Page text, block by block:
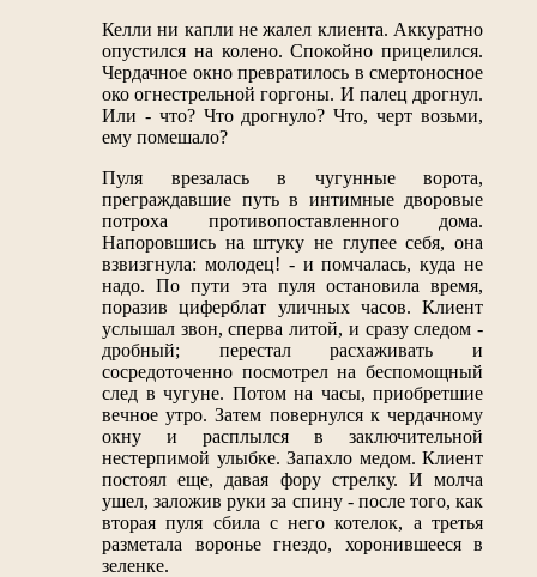
Келли ни капли не жалел клиента. Аккуратно
опустился на колено. Спокойно прицелился.
Чердачное окно превратилось в смертоносное
око огнестрельной горгоны. И палец дрогнул.
Или - что? Что дрогнуло? Что, черт возьми,
ему помешало?
Пуля врезалась в чугунные ворота,
преграждавшие путь в интимные дворовые
потроха противопоставленного дома.
Напоровшись на штуку не глупее себя, она
взвизгнула: молодец! - и помчалась, куда не
надо. По пути эта пуля остановила время,
поразив циферблат уличных часов. Клиент
услышал звон, сперва литой, и сразу следом -
дробный; перестал расхаживать и
сосредоточенно посмотрел на беспомощный
след в чугуне. Потом на часы, приобретшие
вечное утро. Затем повернулся к чердачному
окну и расплылся в заключительной
нестерпимой улыбке. Запахло медом. Клиент
постоял еще, давая фору стрелку. И молча
ушел, заложив руки за спину - после того, как
вторая пуля сбила с него котелок, а третья
разметала воронье гнездо, хоронившееся в
зеленке.